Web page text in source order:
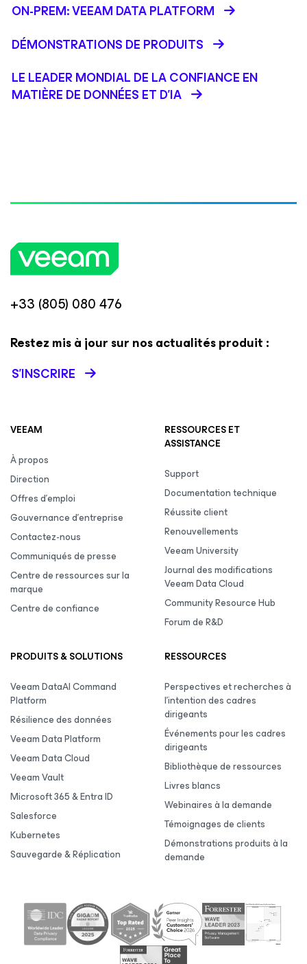
ON-PREM: VEEAM DATA PLATFORM
DÉMONSTRATIONS DE PRODUITS
LE LEADER MONDIAL DE LA CONFIANCE EN
MATIÈRE DE DONNÉES ET D'IA
+33 (805) 080 476
Restez mis à jour sur nos actualités produit :
S’INSCRIRE
VEEAM
À propos
Direction
Offres d’emploi
Gouvernance d’entreprise
Contactez-nous
Communiqués de presse
Centre de ressources sur la
marque
Centre de confiance
RESSOURCES ET
ASSISTANCE
Support
Documentation technique
Réussite client
Renouvellements
Veeam University
Journal des modifications
Veeam Data Cloud
Community Resource Hub
Forum de R&D
PRODUITS & SOLUTIONS
Veeam DataAI Command
Platform
Résilience des données
Veeam Data Platform
Veeam Data Cloud
Veeam Vault
Microsoft 365 & Entra ID
Salesforce
Kubernetes
Sauvegarde & Réplication
RESSOURCES
Perspectives et recherches à
l’intention des cadres
dirigeants
Événements pour les cadres
dirigeants
Bibliothèque de ressources
Livres blancs
Webinaires à la demande
Témoignages de clients
Démonstrations produits à la
demande